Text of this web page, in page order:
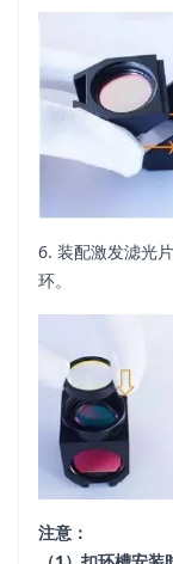
6. 装配激发滤光
环。
注意：